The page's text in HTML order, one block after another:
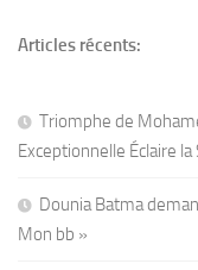
Articles récents:
Triomphe de
Exceptionnelle Éclaire
Dounia Batma
Mon bb »